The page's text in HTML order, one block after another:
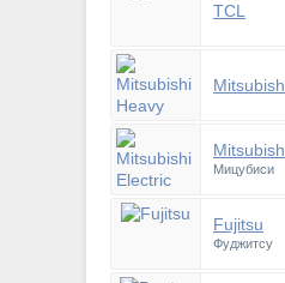
TCL
Мицубиси
Fujitsu
Фуджитсу